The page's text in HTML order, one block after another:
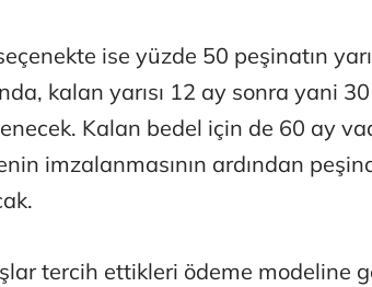
ise yüzde 50 peşinatın
kalan yarısı 12 ay sonra yani
Kalan bedel için de 60 ay
imzalanmasının ardından
tercih ettikleri ödeme modeline